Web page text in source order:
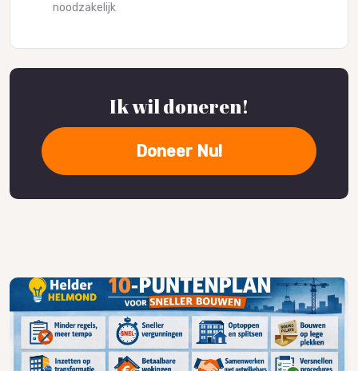
noodzakelijk
Ik wil doneren!
Doneer Nu!